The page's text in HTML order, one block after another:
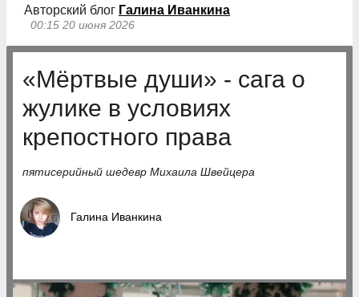
Авторский блог Галина Иванкина
00:15 20 июня 2026
«Мёртвые души» - сага о
жулике в условиях
крепостного права
пятисерийный шедевр Михаила Швейцера
Галина Иванкина